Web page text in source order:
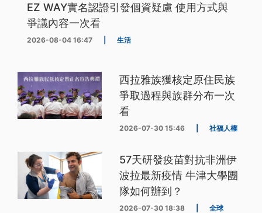
EZ WAY實名認證引發個資疑慮 使用方式與
爭議內容一次看
2026-08-04 16:47 生活
西拉雅族獲核定原住民族
爭取過程與族群分布一次
看
2026-07-30 15:46 社福人權
57天研發疫苗對抗非洲伊
波拉最新疫情 牛津大學團
隊如何辦到？
2026-07-30 18:38 全球